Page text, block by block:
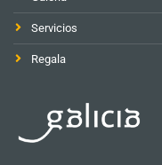
Servicios
Regala